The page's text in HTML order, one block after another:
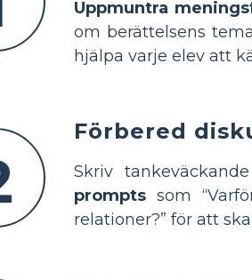
Uppmuntra
om berättelsens
hjälpa varje elev att
Förbered
Skriv
prompts som
relationer?” för att